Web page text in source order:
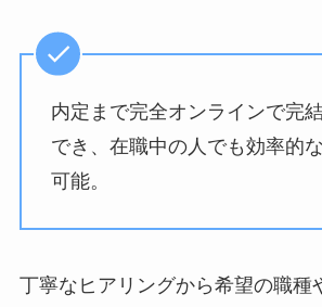
内定まで完全オンラインで完
でき、在職中の人でも効率的
可能。
丁寧なヒアリングから希望の職種